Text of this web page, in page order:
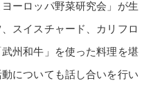
ーロッパ野菜研究会」が生
スイスチャード、カリフロ
州和牛」を使った料理を堪
についても話し合いを行い